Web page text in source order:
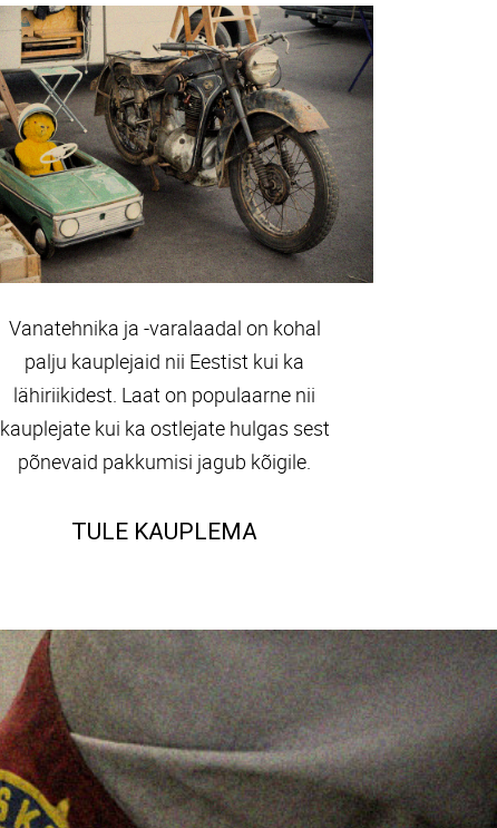
Vanatehnika ja -varalaadal on kohal
palju kauplejaid nii Eestist kui ka
lähiriikidest. Laat on populaarne nii
kauplejate kui ka ostlejate hulgas sest
põnevaid pakkumisi jagub kõigile.
TULE KAUPLEMA